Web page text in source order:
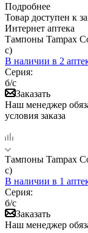
Подробнее
Товар доступен к
Интернет аптека
Тампоны Tampax
с)
В наличии в 2
Серия:
б/с
Заказать
Наш менеджер
условия заказа
Тампоны Tampax
с)
В наличии в 1
Серия:
б/с
Заказать
Наш менеджер